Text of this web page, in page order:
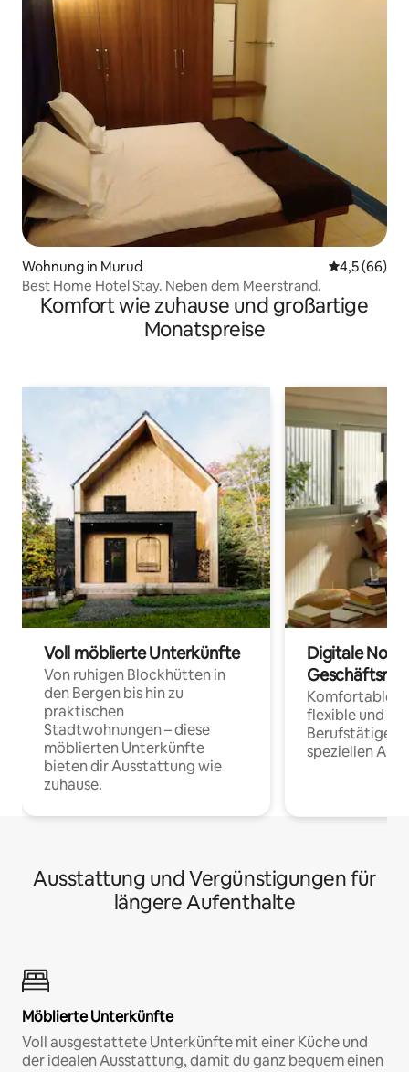
Wohnung in Murud
4,5 (66)
Best Home Hotel Stay. Neben dem Meerstrand.
Komfort wie zuhause und großartige
Monatspreise
Voll möblierte Unterkünfte
Von ruhigen Blockhütten in
den Bergen bis hin zu
praktischen
Stadtwohnungen – diese
möblierten Unterkünfte
bieten dir Ausstattung wie
zuhause.
Digitale
Komfortable
flexible und
Berufstätige
speziellen
Ausstattung und Vergünstigungen für
längere Aufenthalte
Möblierte Unterkünfte
Voll ausgestattete Unterkünfte mit einer Küche und
der idealen Ausstattung, damit du ganz bequem einen